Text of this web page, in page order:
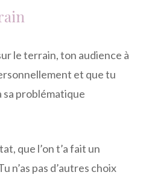
le terrain, ton audience à
et que tu
problématique
que l’on t’a fait un
n’as pas d’autres choix